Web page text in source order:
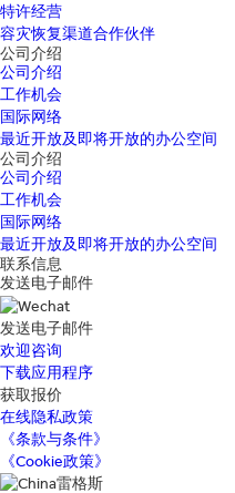
特许经营
容灾恢复渠道合作伙伴
公司介绍
公司介绍
工作机会
国际网络
最近开放及即将开放的办公空间
公司介绍
公司介绍
工作机会
国际网络
最近开放及即将开放的办公空间
联系信息
发送电子邮件
发送电子邮件
欢迎咨询
下载应用程序
获取报价
在线隐私政策
《条款与条件》
《Cookie政策》